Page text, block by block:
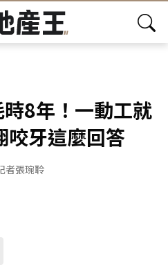
8年！一動工就
咬牙這麼回答
者張琬聆